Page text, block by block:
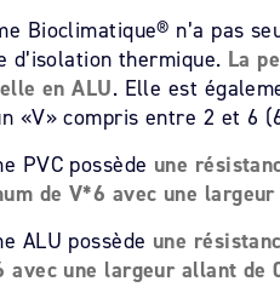
Bioclimatique® n’a pas
d’isolation thermique. La
en ALU. Elle est
«V» compris entre 2 et 6
PVC possède une
de V*6 avec une
ALU possède une
avec une largeur allant de